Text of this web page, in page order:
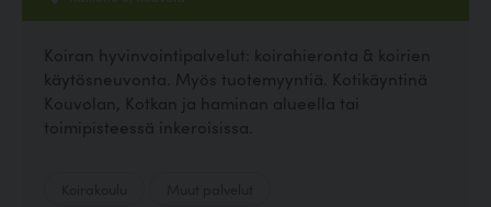
Koiran hyvinvointipalvelut: koirahieronta & koirien
käytösneuvonta. Myös tuotemyyntiä. Kotikäyntinä
Kouvolan, Kotkan ja haminan alueella tai
toimipisteessä inkeroisissa.